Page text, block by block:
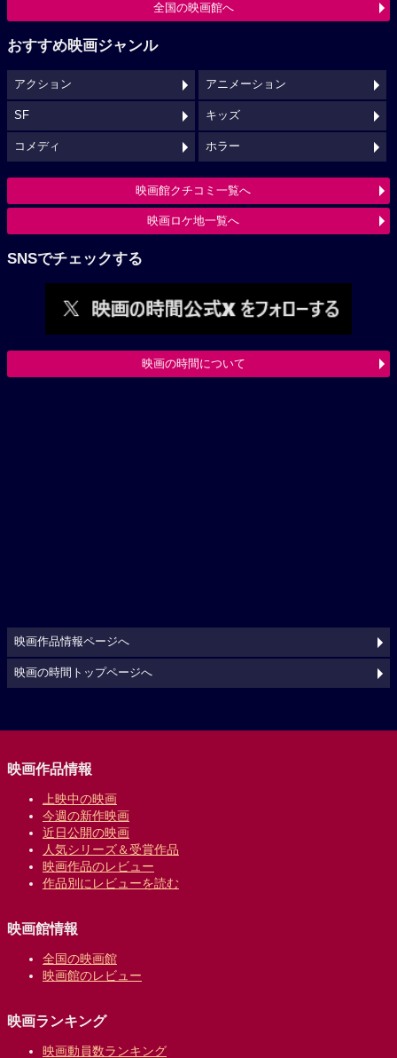
全国の映画館へ
おすすめ映画ジャンル
アクション アニメーション
SF キッズ
コメディ ホラー
映画館クチコミ一覧へ
映画ロケ地一覧へ
SNSでチェックする
映画の時間について
映画作品情報ページへ
映画の時間トップページへ
映画作品情報
上映中の映画
今週の新作映画
近日公開の映画
人気シリーズ＆受賞作品
映画作品のレビュー
作品別にレビューを読む
映画館情報
全国の映画館
映画館のレビュー
映画ランキング
映画動員数ランキング